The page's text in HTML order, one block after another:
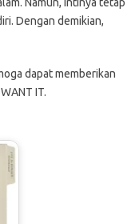
Dengan demikian,
dapat memberikan
IT.